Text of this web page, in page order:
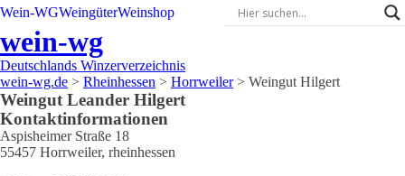
Wein-WGWeingüterWeinshop
wein-wg
Deutschlands Winzerverzeichnis
wein-wg.de > Rheinhessen > Horrweiler> Weingut Hilgert
Weingut Leander Hilgert
Kontaktinformationen
Aspisheimer Straße 18
55457 Horrweiler, rheinhessen